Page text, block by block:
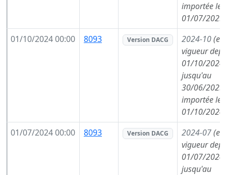
importée le
01/07/2025)
01/10/2024 00:00
8093 Version DACG 2024-10(en
vigueur
01/10/2024,
jusqu'au
30/06/2025,
importée le
01/10/2024)
01/07/2024 00:00
8093 Version DACG 2024-07(en
vigueur
01/07/2024,
jusqu'au